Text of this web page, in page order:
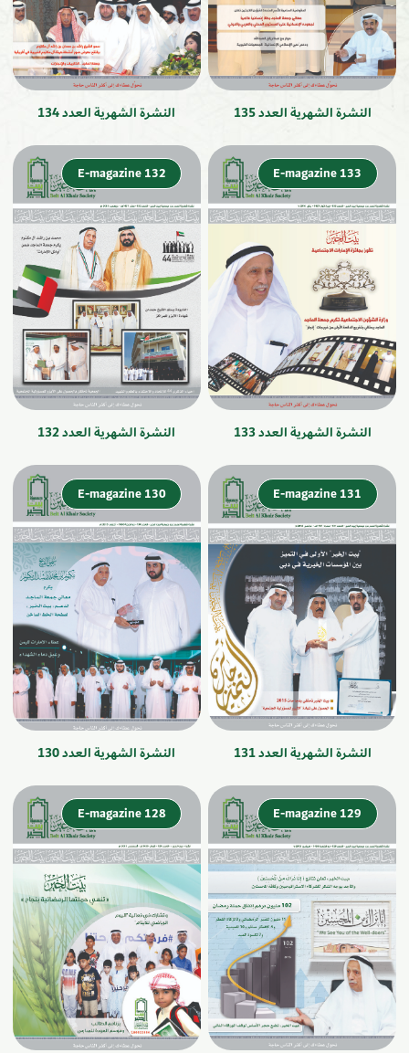
النشرة الشهرية العدد 135 النشرة الشهرية العدد 134
E-magazine 133
النشرة الشهرية العدد 133
E-magazine 132
النشرة الشهرية العدد 132
E-magazine 131
النشرة الشهرية العدد 131
E-magazine 130
النشرة الشهرية العدد 130
E-magazine 129
E-magazine 128